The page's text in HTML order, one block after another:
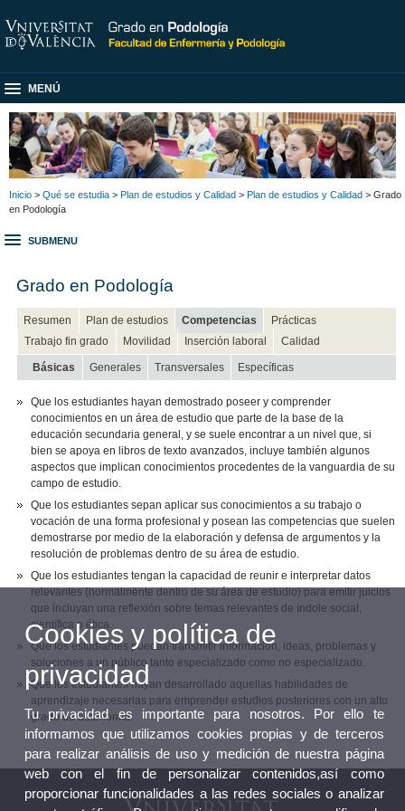
MENÚ
Inicio > Qué se estudia > Plan de estudios y Calidad > Plan de estudios y Calidad > Grado
en Podología
SUBMENU
Grado en Podología
Resumen Plan de estudios Competencias
Prácticas
Trabajo fin grado
Movilidad Inserción laboral Calidad
Básicas Generales Transversales Específicas
Que los estudiantes hayan demostrado poseer y comprender
conocimientos en un área de estudio que parte de la base de la
educación secundaria general, y se suele encontrar a un nivel que, si
bien se apoya en libros de texto avanzados, incluye también algunos
aspectos que implican conocimientos procedentes de la vanguardia de su
campo de estudio.
Que los estudiantes sepan aplicar sus conocimientos a su trabajo o
vocación de una forma profesional y posean las competencias que suelen
demostrarse por medio de la elaboración y defensa de argumentos y la
resolución de problemas dentro de su área de estudio.
Que los estudiantes tengan la capacidad de reunir e interpretar datos
relevantes (normalmente dentro de su área de estudio) para emitir juicios
que incluyan una reflexión sobre temas relevantes de índole social,
científica o ética.
Que los estudiantes puedan transmitir información, ideas, problemas y
soluciones a un público tanto especializado como no especializado.
Que los estudiantes hayan desarrollado aquellas habilidades de
aprendizaje necesarias para emprender estudios posteriores con un alto
grado de autonomía.
Cookies y política de
privacidad
Tu privacidad es importante para nosotros. Por ello te
informamos que utilizamos cookies propias y de terceros
para realizar análisis de uso y medición de nuestra página
web con el fin de personalizar contenidos,así como
proporcionar funcionalidades a las redes sociales o analizar